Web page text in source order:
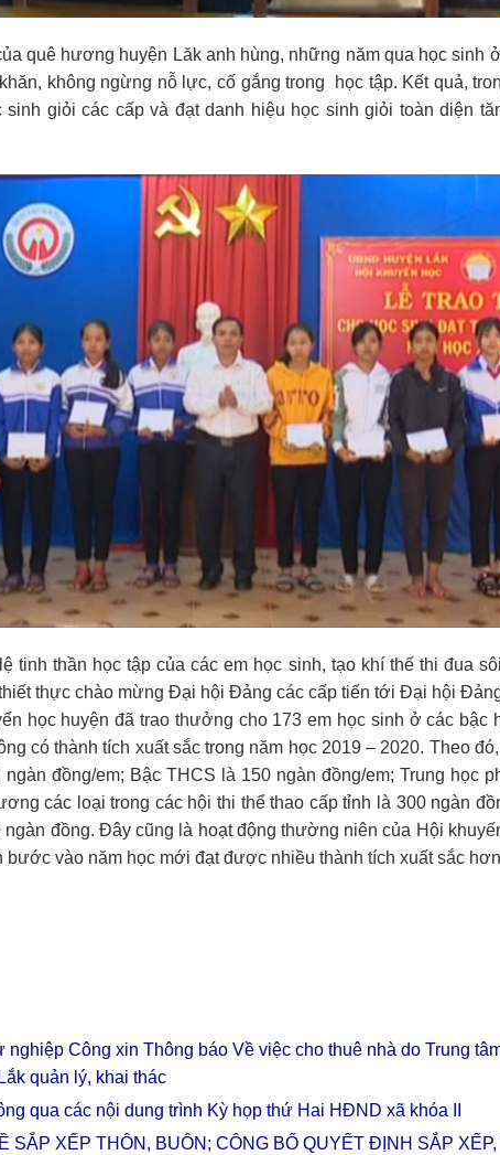
quê hương huyện Lăk anh hùng, những năm qua học sinh
không ngừng nỗ lực, cố gắng trong học tập. Kết quả,
giỏi các cấp và đạt danh hiệu học sinh giỏi toàn diện
tinh thần học tập của các em học sinh, tạo khí thế thi đua
thực chào mừng Đại hội Đảng các cấp tiến tới Đại hội
học huyện đã trao thưởng cho 173 em học sinh ở các bậc
có thành tích xuất sắc trong năm học 2019 – 2020. Theo
đồng/em; Bậc THCS là 150 ngàn đồng/em; Trung học
các loại trong các hội thi thể thao cấp tỉnh là 300 ngàn
đồng. Đây cũng là hoạt động thường niên của Hội
bước vào năm học mới đạt được nhiều thành tích xuất sắc
Công xin Thông báo Về việc cho thuê nhà do Trung
quản lý, khai thác
qua các nội dung trình Kỳ họp thứ Hai HĐND xã khóa II
SẮP XẾP THÔN, BUÔN; CÔNG BỐ QUYẾT ĐỊNH SẮP